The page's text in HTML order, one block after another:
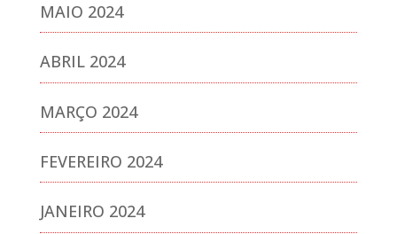
MAIO 2024
ABRIL 2024
MARÇO 2024
FEVEREIRO 2024
JANEIRO 2024